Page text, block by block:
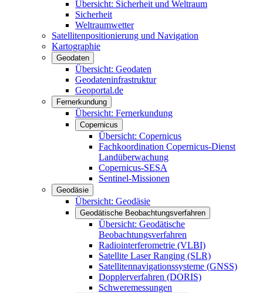
Übersicht: Sicherheit und Weltraum
Sicherheit
Weltraumwetter
Satellitenpositionierung und Navigation
Kartographie
Geodaten
Übersicht: Geodaten
Geodateninfrastruktur
Geoportal.de
Fernerkundung
Übersicht: Fernerkundung
Copernicus
Übersicht: Copernicus
Fachkoordination Copernicus-Dienst
Landüberwachung
Copernicus-SESA
Sentinel-Missionen
Geodäsie
Übersicht: Geodäsie
Geodätische Beobachtungsverfahren
Übersicht: Geodätische
Beobachtungsverfahren
Radiointerferometrie (VLBI)
Satellite Laser Ranging (SLR)
Satellitennavigationssysteme (GNSS)
Dopplerverfahren (DORIS)
Schweremessungen